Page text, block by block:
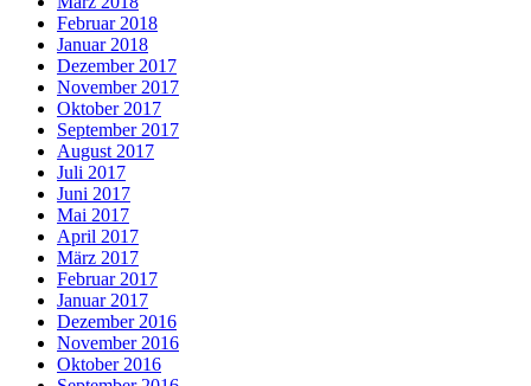
Februar 2018
Januar 2018
Dezember 2017
November 2017
Oktober 2017
September 2017
August 2017
Juli 2017
Juni 2017
Mai 2017
April 2017
März 2017
Februar 2017
Januar 2017
Dezember 2016
November 2016
Oktober 2016